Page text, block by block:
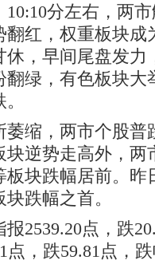
分左右，两
红，权重板块成
休，早间尾盘发力
绿，有色板块大
缩，两市个股普
逆势走高外，两
块跌幅居前。昨
跌幅之首。
点，跌
点，跌59.81点，